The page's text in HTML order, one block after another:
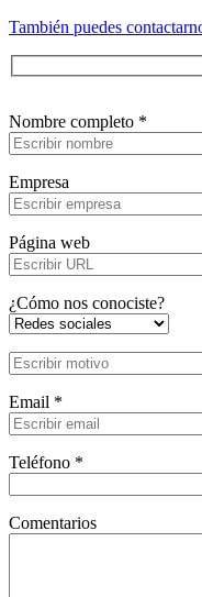
También puedes
Nombre completo *
Empresa
Página web
¿Cómo nos conociste?
Email *
Teléfono *
Comentarios